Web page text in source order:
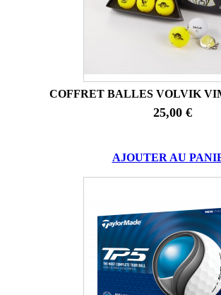
COFFRET BALLES VOLVIK
25,00 €
AJOUTER AU